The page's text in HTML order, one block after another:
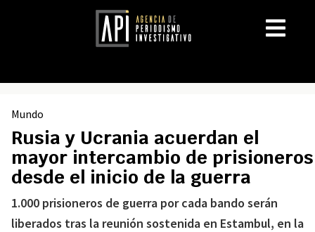
Mundo
Rusia y Ucrania acuerdan el
mayor intercambio de prisioneros
desde el inicio de la guerra
1.000 prisioneros de guerra por cada bando serán
liberados tras la reunión sostenida en Estambul, en la